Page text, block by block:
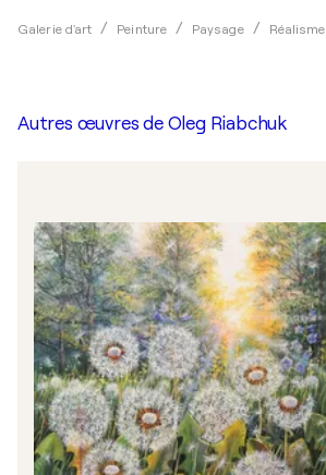
Galerie d'art Peinture Paysage Réalisme
Autres œuvres de Oleg Riabchuk